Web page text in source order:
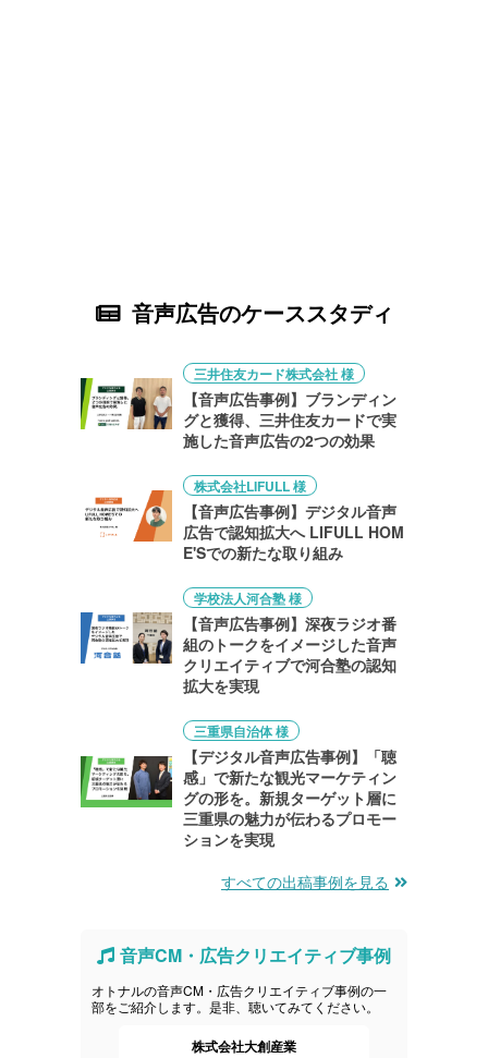
音声広告のケーススタディ
三井住友カード株式会社 様
【音声広告事例】ブランディン
グと獲得、三井住友カードで実
施した音声広告の2つの効果
株式会社LIFULL 様
【音声広告事例】デジタル音声
広告で認知拡大へ LIFULL HOM
E'Sでの新たな取り組み
学校法人河合塾 様
【音声広告事例】深夜ラジオ番
組のトークをイメージした音声
クリエイティブで河合塾の認知
拡大を実現
三重県自治体 様
【デジタル音声広告事例】「聴
感」で新たな観光マーケティン
グの形を。新規ターゲット層に
三重県の魅力が伝わるプロモー
ションを実現
すべての出稿事例を見る
音声CM・広告クリエイティブ事例
オトナルの音声CM・広告クリエイティブ事例の一
部をご紹介します。是非、聴いてみてください。
株式会社大創産業